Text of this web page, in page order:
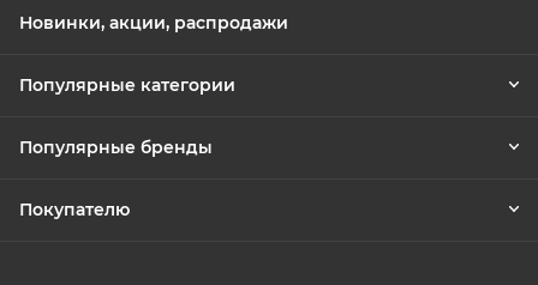
Новинки, акции, распродажи
Популярные категории
Популярные бренды
Покупателю